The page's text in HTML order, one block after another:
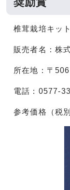
椎茸栽培キット
販売者名：株
所在地：〒
電話：0577-
参考価格（税